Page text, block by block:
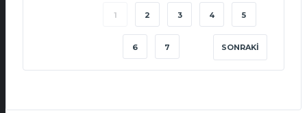
1 2 3 4 5
6 7 SONRAKI